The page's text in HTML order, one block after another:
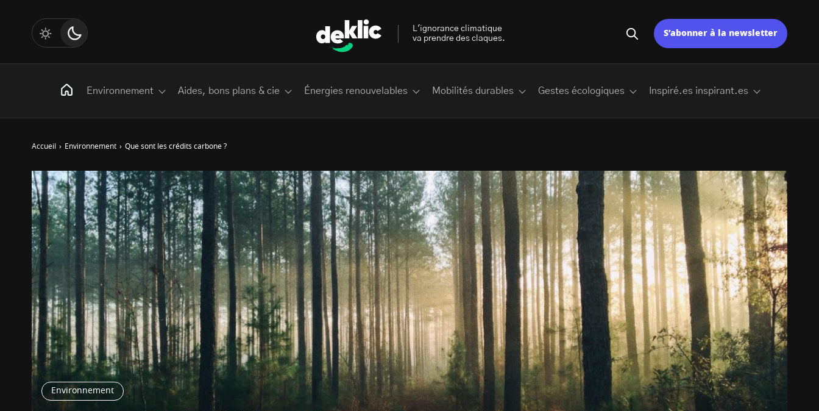
Environnement
Accueil › Environnement › Que sont les crédits carbone ?
L'ignorance climatique
va prendre des claques.
S’abonner à la newsletter
Environnement Aides, bons plans & cie Énergies renouvelables Mobilités durables Gestes écologiques Inspiré.es inspirant.es
Rechercher
:
Les mots clés les plus recherchés sur Deklic
Transition Écologique deklic kids interview Volte-face influenceur.se